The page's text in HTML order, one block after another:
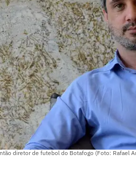
diretor de futebol do Botafogo (Foto: Rafael